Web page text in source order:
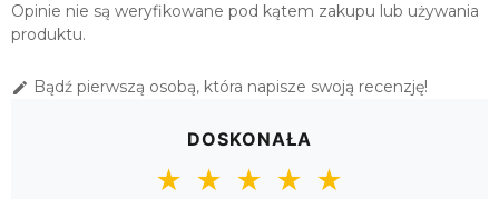
135X180 "GAŁĄZKI"
140X240
Opinie nie są weryfikowane pod kątem zakupu lub używania
produktu.
 Bądź pierwszą osobą, która napisze swoją recenzję!
DOSKONAŁA
★ ★ ★ ★ ★